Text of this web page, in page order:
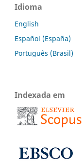
Idioma
English
Español (España)
Português (Brasil)
Indexada em